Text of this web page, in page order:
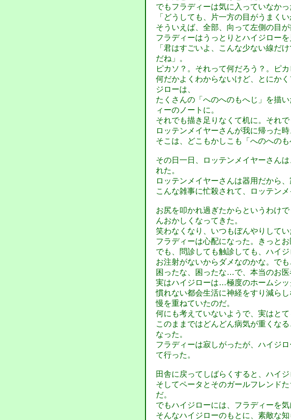
でもフラディーは気に入っていなかっ
「どうしても、片一方の目がうまくい
そういえば、全部、向って左側の目が
フラディーはうっとりとハイジローを
「君はすごいよ、こんな少ない線だ
だね」。
ピカソ？。それって何だろう？。ピ
何だかよくわからないけど、とにか
ジローは、
たくさんの「へのへのもへじ」を描
ィーのノートに。
それでも描き足りなくて机に。それ
ロッテンメイヤーさんが我に帰った
そこは、どこもかしこも「へのへの
その日一日、ロッテンメイヤーさん
れた。
ロッテンメイヤーさんは器用だから
こんな雑事に忙殺されて、ロッテン
お尻を叩かれ過ぎたからというわけ
んおかしくなってきた。
笑わなくなり、いつもぼんやりして
フラディーは心配になった。きっと
でも、問診しても触診しても、ハイ
お注射がないからダメなのかな。で
困ったな、困ったな…で、本当のお
実はハイジローは…極度のホームシッ
慣れない都会生活に神経をすり減ら
慢を重ねていたのだ。
何にも考えていないようで、実はとて
このままではどんどん病気が重くな
なった。
フラディーは寂しがったが、ハイジ
て行った。
田舎に戻ってしばらくすると、ハイ
そしてペータとそのガールフレンド
だ。
でもハイジローには、フラディーを
そんなハイジローのもとに、素敵な知